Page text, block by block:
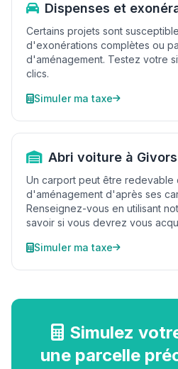
Dispenses et
Certains projets sont
d'exonérations complètes ou
d'aménagement. Testez votre
clics.
Simuler ma taxe
Abri voiture à Givors
Un carport peut être redevable
d'aménagement d'après ses
Renseignez-vous en utilisant
savoir si vous devrez vous
Simuler ma taxe
Simulez
une parcelle